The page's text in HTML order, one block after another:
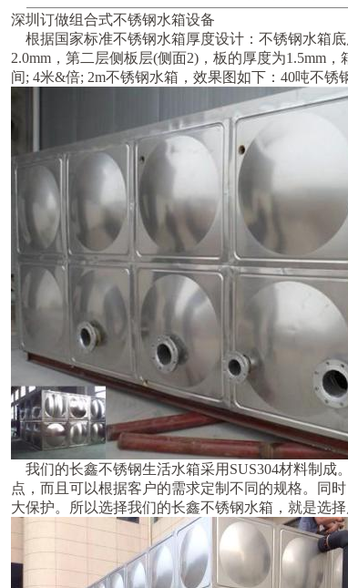
深圳订做组合式不锈钢水箱设备
根据国家标准不锈钢水箱厚度设计：不锈钢水箱底
2.0mm，第二层侧板层(侧面2)，板的厚度为1.5mm
间; 4米&倍; 2m不锈钢水箱，效果图如下：40吨不
我们的长鑫不锈钢生活水箱采用SUS304材料制成
点，而且可以根据客户的需求定制不同的规格。同
大保护。所以选择我们的长鑫不锈钢水箱，就是选